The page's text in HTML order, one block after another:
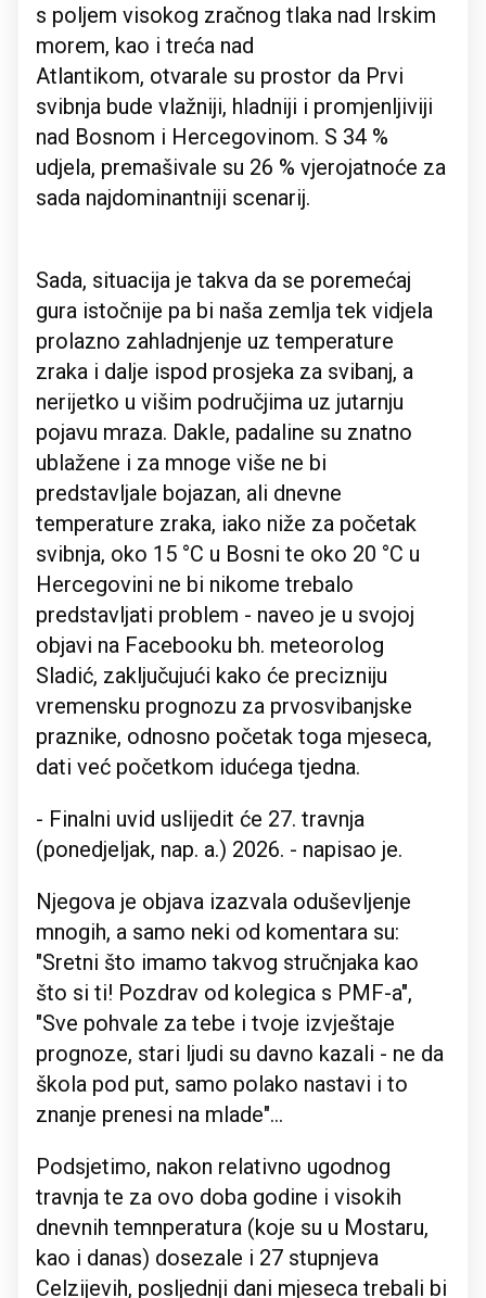
s poljem visokog zračnog tlaka nad Irskim
morem, kao i treća nad
Atlantikom, otvarale su prostor da Prvi
svibnja bude vlažniji, hladniji i promjenljiviji
nad Bosnom i Hercegovinom. S 34 %
udjela, premašivale su 26 % vjerojatnoće za
sada najdominantniji scenarij.
Sada, situacija je takva da se poremećaj
gura istočnije pa bi naša zemlja tek vidjela
prolazno zahladnjenje uz temperature
zraka i dalje ispod prosjeka za svibanj, a
nerijetko u višim područjima uz jutarnju
pojavu mraza. Dakle, padaline su znatno
ublažene i za mnoge više ne bi
predstavljale bojazan, ali dnevne
temperature zraka, iako niže za početak
svibnja, oko 15 °C u Bosni te oko 20 °C u
Hercegovini ne bi nikome trebalo
predstavljati problem - naveo je u svojoj
objavi na Facebooku bh. meteorolog
Sladić, zaključujući kako će precizniju
vremensku prognozu za prvosvibanjske
praznike, odnosno početak toga mjeseca,
dati već početkom idućega tjedna.
- Finalni uvid uslijedit će 27. travnja
(ponedjeljak, nap. a.) 2026. - napisao je.
Njegova je objava izazvala oduševljenje
mnogih, a samo neki od komentara su:
"Sretni što imamo takvog stručnjaka kao
što si ti! Pozdrav od kolegica s PMF-a",
"Sve pohvale za tebe i tvoje izvještaje
prognoze, stari ljudi su davno kazali - ne da
škola pod put, samo polako nastavi i to
znanje prenesi na mlade"...
Podsjetimo, nakon relativno ugodnog
travnja te za ovo doba godine i visokih
dnevnih temnperatura (koje su u Mostaru,
kao i danas) dosezale i 27 stupnjeva
Celzijevih, posljednji dani mjeseca trebali bi